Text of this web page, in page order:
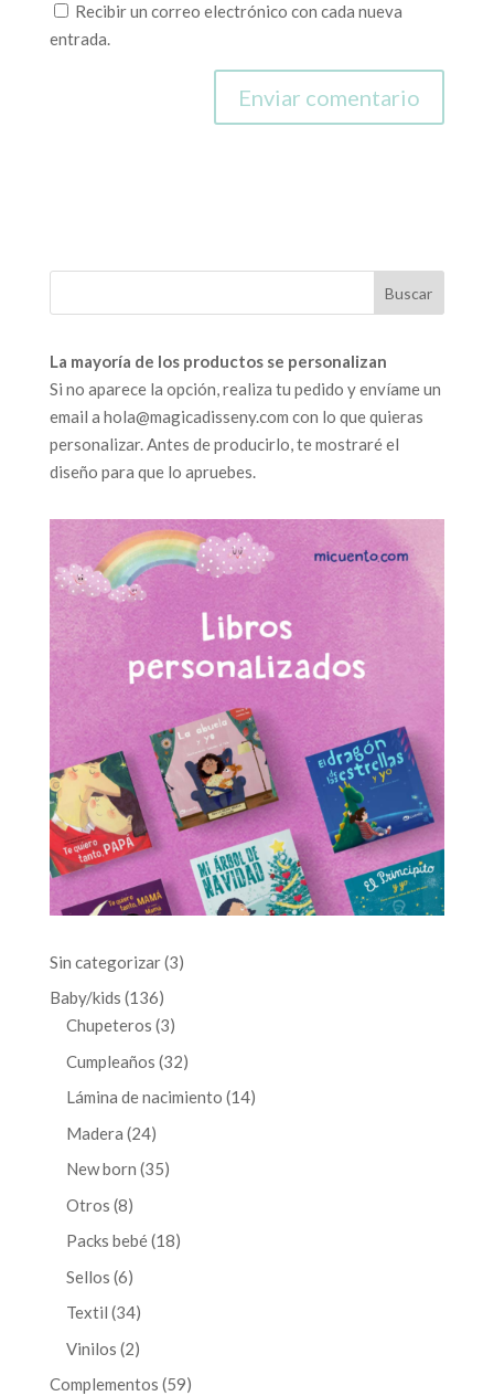
Recibir un correo electrónico con cada nueva
entrada.
La mayoría de los productos se personalizan
Si no aparece la opción, realiza tu pedido y envíame un
email a hola@magicadisseny.com con lo que quieras
personalizar. Antes de producirlo, te mostraré el
diseño para que lo apruebes.
Sin categorizar 33
Baby/kids 136136
productos
Chupeteros 33
productos
Cumpleaños 3232
productos
Lámina de nacimiento 1414
Madera 2424
productos
New born 3535
Otros 88
productos
Packs bebé 1818
Sellos 66
productos
Textil 3434
productos
Vinilos 22
productos
Complementos 5959